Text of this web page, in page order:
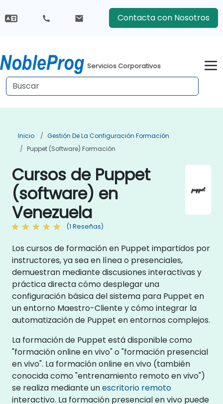
Contacta con Nosotros
Servicios Corporativos
Inicio
Gestión De La Configuración Formación
Puppet (software) Formación
Cursos de Puppet
(software) en
Venezuela
(1 Reseñas)
Los cursos de formación en Puppet impartidos por
instructores, ya sea en línea o presenciales,
demuestran mediante discusiones interactivas y
práctica directa cómo desplegar una
configuración básica del sistema para Puppet en
un entorno Maestro-Cliente y cómo integrar la
automatización de Puppet en entornos complejos.
La formación de Puppet está disponible como
"formación online en vivo" o "formación presencial
en vivo". La formación online en vivo (también
conocida como "entrenamiento remoto en vivo")
se realiza mediante unescritorio remoto
interactivo. La formación presencial en vivo puede